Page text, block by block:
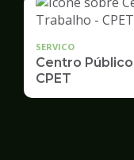
SERVICO
Centro
CPET